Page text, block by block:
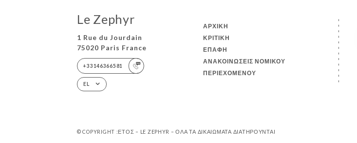
Le Zephyr
1 Rue du Jourdain
75020 Paris France
+33146366581
EL
ΑΡΧΙΚΉ
ΚΡΙΤΙΚΉ
ΕΠΑΦΉ
ΑΝΑΚΟΙΝΏΣΕΙΣ ΝΟΜΙΚΟΎ
ΠΕΡΙΕΧΟΜΈΝΟΥ
© COPYRIGHT :ΈΤΟΣ – LE ZEPHYR – ΌΛΑ ΤΑ ΔΙΚΑΙΏΜΑΤΑ ΔΙΑΤΗΡΟΎΝΤΑΙ